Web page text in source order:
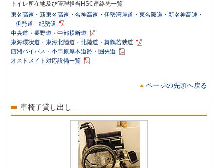
トイレ所在地及び管理担当HSC連絡先一覧
東名高速・新東名高速・名神高速・伊勢湾岸道・東名阪道・新名神高速・
伊勢道・紀勢道
中央道・長野道・中部横断道
東海環状道・東海北陸道・北陸道・舞鶴若狭道
西湘バイパス・小田原厚木道路・圏央道
オストメイト対応設備一覧
ページの先頭へ戻る
車椅子貸し出し